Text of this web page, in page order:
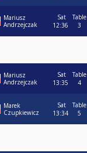
Mariusz
Andrzejczak
Sat
12:36
Table
3
Mariusz
Andrzejczak
Sat
13:35
Table
4
Marek
Czupkiewicz
Sat
13:34
Table
5